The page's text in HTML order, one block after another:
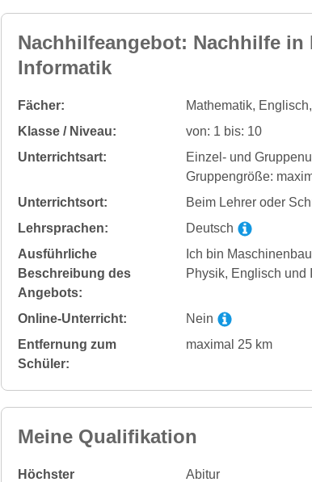
Nachhilfeangebot: Nachhilfe
Informatik
Fächer:
Mathematik,
Klasse / Niveau:
von: 1 bis: 10
Unterrichtsart:
Einzel- und
Gruppengröße:
Unterrichtsort:
Beim Lehrer oder
Lehrsprachen:
Deutsch
Ausführliche
Beschreibung des
Angebots:
Ich bin
Physik, Englisch und
Online-Unterricht:
Nein
Entfernung zum
Schüler:
maximal 25 km
Meine Qualifikation
Höchster
Abitur